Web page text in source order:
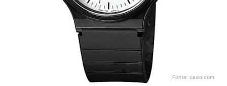
Fonte: casio.com